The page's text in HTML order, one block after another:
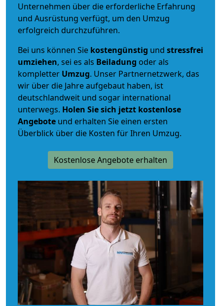
Unternehmen über die erforderliche Erfahrung
und Ausrüstung verfügt, um den Umzug
erfolgreich durchzuführen.
Bei uns können Sie kostengünstig und stressfrei
umziehen, sei es als Beiladung oder als
kompletter Umzug. Unser Partnernetzwerk, das
wir über die Jahre aufgebaut haben, ist
deutschlandweit und sogar international
unterwegs. Holen Sie sich jetzt kostenlose
Angebote und erhalten Sie einen ersten
Überblick über die Kosten für Ihren Umzug.
Kostenlose Angebote erhalten